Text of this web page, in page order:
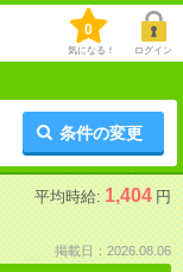
0
気になる！ ログイン
条件の変更
平均時給: 1,404 円
掲載日：2026.08.06